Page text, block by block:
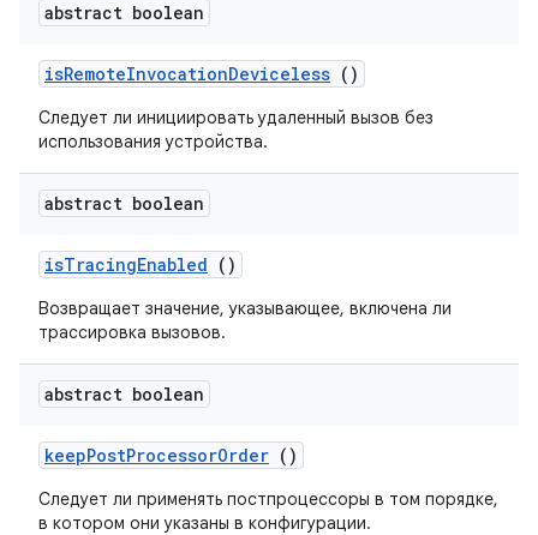
abstract boolean
isRemoteInvocationDeviceless ()
Следует ли инициировать удаленный вызов без
использования устройства.
abstract boolean
isTracingEnabled ()
Возвращает значение, указывающее, включена ли
трассировка вызовов.
abstract boolean
keepPostProcessorOrder ()
Следует ли применять постпроцессоры в том порядке,
в котором они указаны в конфигурации.